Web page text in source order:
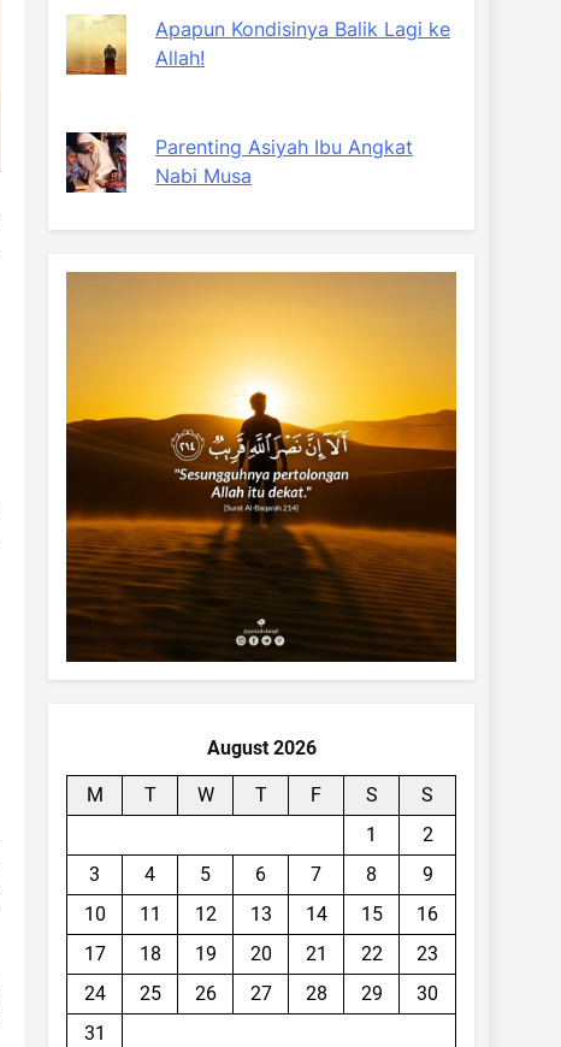
Apapun Kondisinya Balik Lagi ke
Allah!
Parenting Asiyah Ibu Angkat
Nabi Musa
August 2026
M T W T F S
S
1
2
3
4 5 6 7 8
9
10
11 12 13 14 15
16
17
18 19 20 21 22
23
24
25 26 27 28 29
30
31